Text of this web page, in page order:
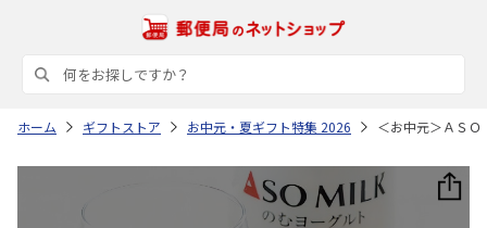
ホーム ギフトストア お中元・夏ギフト特集 2026 ＜お中元＞ＡＳ